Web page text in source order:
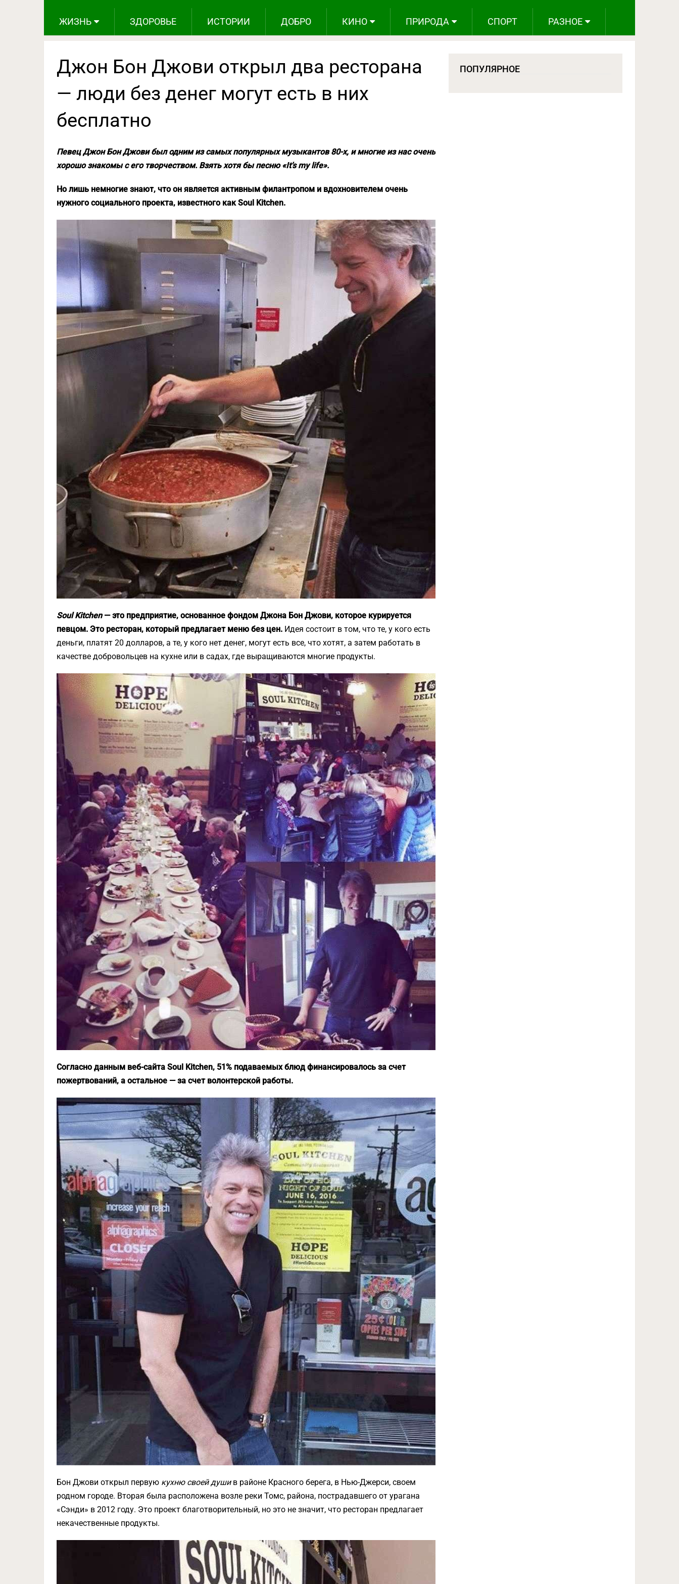
ЖИЗНЬ ЗДОРОВЬЕ ИСТОРИИ ДОБРО КИНО ПРИРОДА СПОРТ РАЗНОЕ
Джон Бон Джови открыл два ресторана
— люди без денег могут есть в них
бесплатно
Певец Джон Бон Джови был одним из самых популярных музыкантов 80-х, и многие из нас очень
хорошо знакомы с его творчеством. Взять хотя бы песню «It’s my life».
Но лишь немногие знают, что он является активным филантропом и вдохновителем очень
нужного социального проекта, известного как Soul Kitchen.
Soul Kitchen— это предприятие, основанное фондом Джона Бон Джови, которое курируется
певцом. Это ресторан, который предлагает меню без цен. Идея состоит в том, что те, у кого есть
деньги, платят 20 долларов, а те, у кого нет денег, могут есть все, что хотят, а затем работать в
качестве добровольцев на кухне или в садах, где выращиваются многие продукты.
Согласно данным веб-сайта Soul Kitchen, 51% подаваемых блюд финансировалось за счет
пожертвований, а остальное — за счет волонтерской работы.
Бон Джови открыл первую кухню своей душив районе Красного берега, в Нью-Джерси, своем
родном городе. Вторая была расположена возле реки Томс, района, пострадавшего от урагана
«Сэнди» в 2012 году. Это проект благотворительный, но это не значит, что ресторан предлагает
некачественные продукты.
ПОПУЛЯРНОЕ